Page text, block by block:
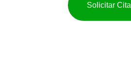
Solicitar Cita